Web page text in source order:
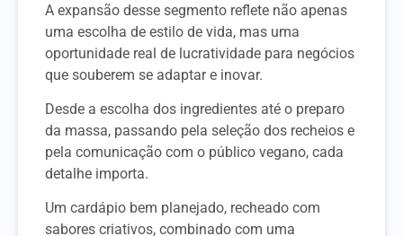
A expansão desse segmento reflete não apenas
uma escolha de estilo de vida, mas uma
oportunidade real de lucratividade para negócios
que souberem se adaptar e inovar.
Desde a escolha dos ingredientes até o preparo
da massa, passando pela seleção dos recheios e
pela comunicação com o público vegano, cada
detalhe importa.
Um cardápio bem planejado, recheado com
sabores criativos, combinado com uma